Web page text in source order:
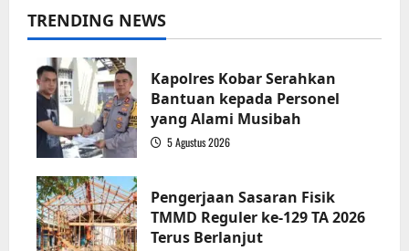
TRENDING NEWS
Kapolres Kobar Serahkan
Bantuan kepada Personel
yang Alami Musibah
5 Agustus 2026
Pengerjaan Sasaran Fisik
TMMD Reguler ke-129 TA 2026
Terus Berlanjut